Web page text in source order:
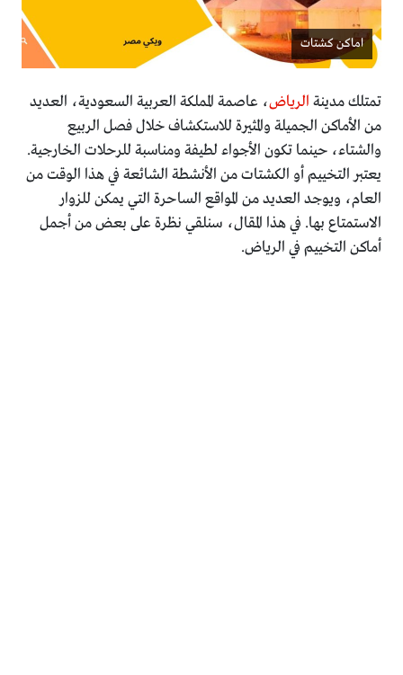
اماكن كشتات
تمتلك مدينة الرياض، عاصمة المملكة العربية السعودية، العديد
من الأماكن الجميلة والمثيرة للاستكشاف خلال فصل الربيع
والشتاء، حينما تكون الأجواء لطيفة ومناسبة للرحلات الخارجية.
يعتبر التخييم أو الكشتات من الأنشطة الشائعة في هذا الوقت من
العام، ويوجد العديد من المواقع الساحرة التي يمكن للزوار
الاستمتاع بها. في هذا المقال، سنلقي نظرة على بعض من أجمل
أماكن التخييم في الرياض.